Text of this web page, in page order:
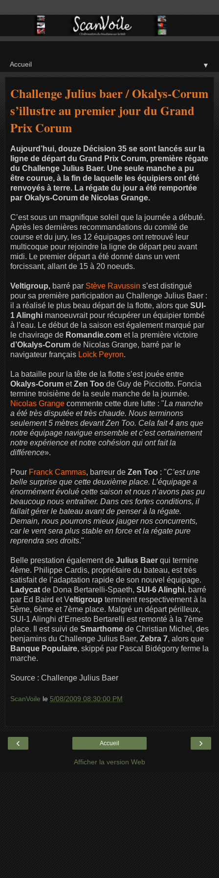
▼
Challenge Julius baer / Okalys-Corum
s’illustre au premier jour du Grand
Prix Corum
Aujourd’hui, douze Décision 35 se sont lancés sur la
ligne de départ du Grand Prix Corum, première régate
du Challenge Julius Baer. Une seule manche a pu
être courue, à la fin de laquelle les équipiers ont été
renvoyés à terre. La régate du jour a été remportée
par Okalys-Corum de Nicolas Grange.
C’est sous un magnifique soleil que la journée a débuté.
Après les dernières recommandations du comité de
course et du jury, les 12 équipages ont retrouvé leur
multicoque pour rejoindre la ligne de départ peu avant
midi. Le premier départ a été donné dans un vent
forcissant, allant de 15 à 20 noeuds.
Veltigroup, barré par Stève Ravussin s’est distingué
pour sa première participation au Challenge Julius Baer :
il a réalisé le plus beau départ de la flotte, alors que SUI-
1 Alinghi manoeuvrait pour récupérer un équipier tombé
à l’eau. Le début de la saison est également marqué par
le chavirage de Romandie.com et la première victoire
d’Okalys-Corum de Nicolas Grange, barré par le
navigateur français Loïck Peyron.
La bataille pour la tête de la flotte s’est jouée entre
Okalys-Corum etZen Too de Guy de Picciotto. Foncia
termine troisième de la seule manche de la journée.
Nicolas Grange commente cette dure lutte : "La manche
a été très disputée et très chaude. Nous terminons
seulement 5 mètres devant Zen Too. Cela fait 4 ans que
notre équipage navigue ensemble et c’est certainement
notre expérience et notre cohésion qui ont fait la
différence».
Pour Franck Cammas, barreur de Zen Too : "C’est une
belle surprise que cette deuxième place. L’équipage a
énormément évolué cette saison et nous n’avons pas pu
beaucoup nous entraîner. Dans ces fortes conditions, il
fallait gérer le bateau avant de penser à la régate.
Demain, nous pourrons mieux jauger nos concurrents,
car le vent sera plus stable en force et la régate pure
reprendra ses droits."
Belle prestation également de Julius Baer qui termine
4ème. Philippe Cardis, propriétaire du bateau, est très
satisfait de l’adaptation rapide de son nouvel équipage.
Ladycat de Dona Bertarelli-Spaeth, SUI-6 Alinghi, barré
par Ed Baird et Veltigroup terminent respectivement à la
5ème, 6ème et 7ème place. Malgré un départ périlleux,
SUI-1 Alinghi d’Ernesto Bertarelli est remonté à la 7ème
place. Il est suivi de Smarthome de Christian Michel, des
benjamins du Challenge Julius Baer, Zebra 7, alors que
Banque Populaire, skippé par Pascal Bidégorry ferme la
marche.
Source : Challenge Julius Baer
ScanVoile le 5/08/2009 08:30:00 PM
‹ ›
Accueil
Afficher la version Web